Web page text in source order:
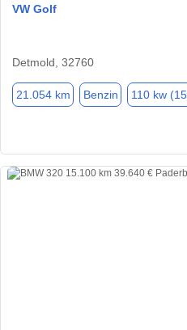
VW Golf
Detmold, 32760
21.054 km Benzin 110 kw